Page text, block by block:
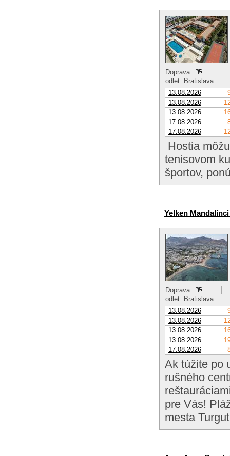
Doprava:
odlet: Bratislava
13.08.2026
13.08.2026
13.08.2026
17.08.2026
17.08.2026
Hostia
tenisovom
športov,
Yelken
Doprava:
odlet: Bratislava
13.08.2026
13.08.2026
13.08.2026
13.08.2026
17.08.2026
Ak túžite po
rušného
pre Vás!
mesta